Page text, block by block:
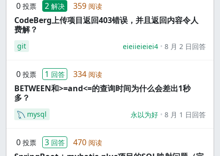
0 投票 2 解决 359 阅读
CodeBerg上传项目返回403错误，并且返回内容令人
费解？
git eieiieieiei4 8 月 2 日回答
0 投票 1 回答 334 阅读
BETWEEN和>=and<=的查询时间为什么会差出1秒
多？
mysql 永以为好 8 月 1 日回答
0 投票 3 回答 470 阅读